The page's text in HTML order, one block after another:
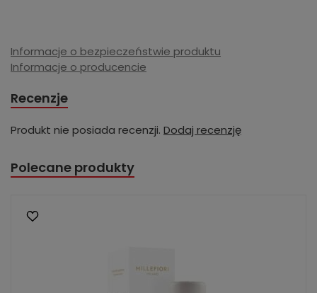
Informacje o bezpieczeństwie produktu
Informacje o producencie
Recenzje
Produkt nie posiada recenzji. Dodaj recenzję
Polecane produkty